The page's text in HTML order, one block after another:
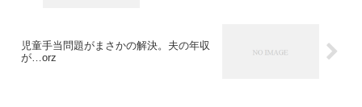
児童手当問題がまさかの解決。夫の年収
が…orz